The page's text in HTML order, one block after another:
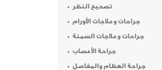
تصحيح النظر
جراحات وعلاجات الأورام
جراحات وعلاجات السمنة
جراحة الأعصاب
جراحة العظام والمفاصل